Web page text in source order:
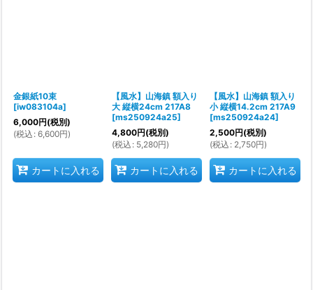
金銀紙10束
[iw083104a]
6,000円(税別)
(税込 : 6,600円)
カートに入れる
【風水】山海鎮 額入り
大 縦横24cm 217A8
[ms250924a25]
4,800円(税別)
(税込 : 5,280円)
カートに入れる
【風水】山海鎮 額入り
小 縦横14.2cm 217A9
[ms250924a24]
2,500円(税別)
(税込 : 2,750円)
カートに入れる